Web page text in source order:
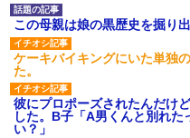
この母親は娘の黒歴史を掘り
ケーキバイキングにいた単独
た。
彼にプロポーズされたんだけ
した。B子「A男くんと別れ
い？」